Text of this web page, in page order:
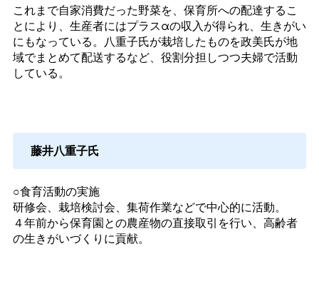
これまで自家消費だった野菜を、保育所への配達するこ
とにより、生産者にはプラスαの収入が得られ、生きがい
にもなっている。八重子氏が栽培したものを政美氏が地
域でまとめて配送するなど、役割分担しつつ夫婦で活動
している。
藤井八重子氏
○食育活動の実施
研修会、栽培検討会、集荷作業などで中心的に活動。
４年前から保育園との農産物の直接取引を行い、高齢者
の生きがいづくりに貢献。